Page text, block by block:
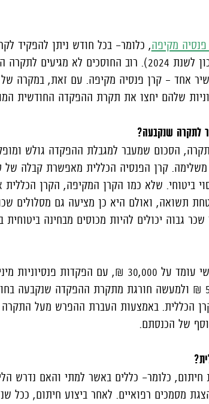
פנסיה מקיפה, כלומר- בכל חודש ניתן להפקיד
המקיפה סכום של לא יותר מ- 5,139 ₪ (נכון לשנת 2024). רוב החוסכים לא
אחד – קרן פנסיה מקיפה. עם זאת, במקרה של
שלהם יחצו את תקרת ההפקדה החודשית
לתקרה שנקבעה?
הסכום שמעבר למגבלת ההפקדה גולש
קרן הפנסיה הכללית מאפשרת קבלה של
ביטוחי. שלא כמו הקרן המקיפה, הקרן הכללית
תשואה, ואולם היא כן מציעה גם מסלולים
גבוה יכולים להיות מכוסים מבחינה ביטוחית
לדוגמה, עבור עובדת או עובד ששכרם החודשי עומד על 30,000 ₪, עם
18.5%, ההפקדה החודשית עומדת על 5,550 ₪ ולמעשה חורגת מתקרת ההפקדה
לקרן הכללית. באמצעות העברת ההפרש מעל
של הכנסתם.
חיתום, כלומר- כללים באשר למתי והאם נדרש
מסמכים רפואיים. לאחר ביצוע חיתום, ככל